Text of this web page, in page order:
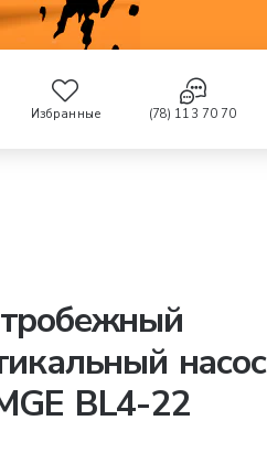
Избранные (78) 113 70 70
насос
BL4-22